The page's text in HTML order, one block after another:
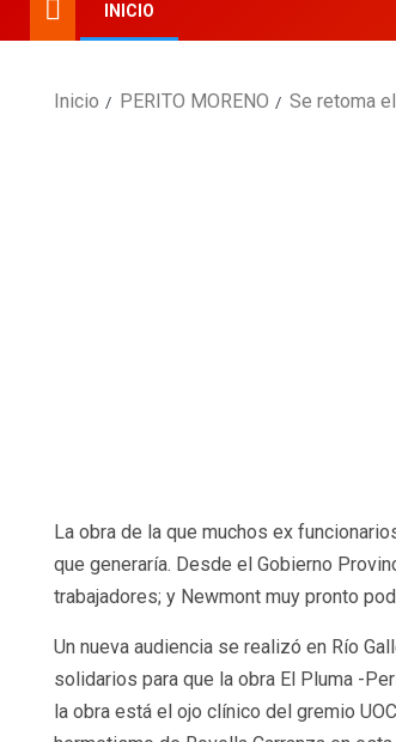
INICIO
Inicio PERITO MORENO Se retoma
La obra de la que muchos ex
que generaría. Desde el Gobierno
trabajadores; y Newmont muy pronto
Un nueva audiencia se realizó en Río
solidarios para que la obra El Pluma -
la obra está el ojo clínico del gremio